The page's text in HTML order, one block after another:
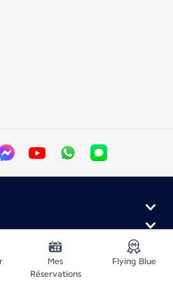
et partenaires
France
Mes
Réservations
Flying Blue